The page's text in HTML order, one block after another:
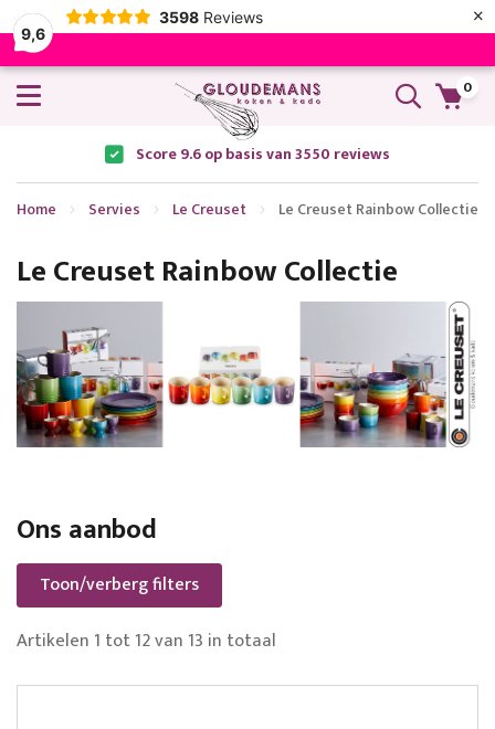
9,6
3598 Reviews ×
0
Score 9.6 op basis van 3550 reviews
Home Servies Le Creuset Le Creuset Rainbow Collectie
Le Creuset Rainbow Collectie
Ons aanbod
Toon/verberg filters
Artikelen 1 tot12van 13 in totaal